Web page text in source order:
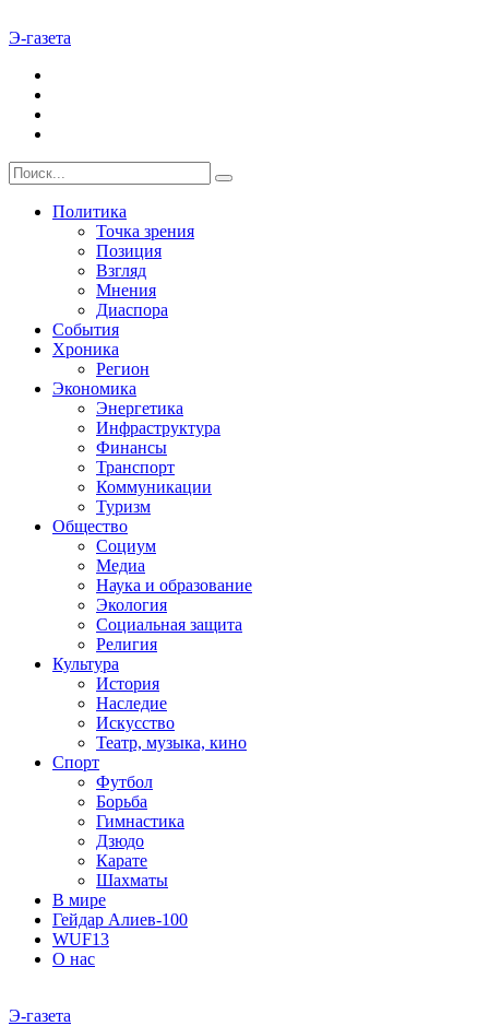
Э-газета
Политика
Точка зрения
Позиция
Взгляд
Мнения
Диаспора
События
Хроника
Регион
Экономика
Энергетика
Инфраструктура
Финансы
Транспорт
Коммуникации
Туризм
Общество
Социум
Медиа
Наука и образование
Экология
Социальная защита
Религия
Культура
История
Наследие
Искусство
Театр, музыка, кино
Спорт
Футбол
Борьба
Гимнастика
Дзюдо
Карате
Шахматы
В мире
Гейдар Алиев-100
WUF13
О нас
Э-газета